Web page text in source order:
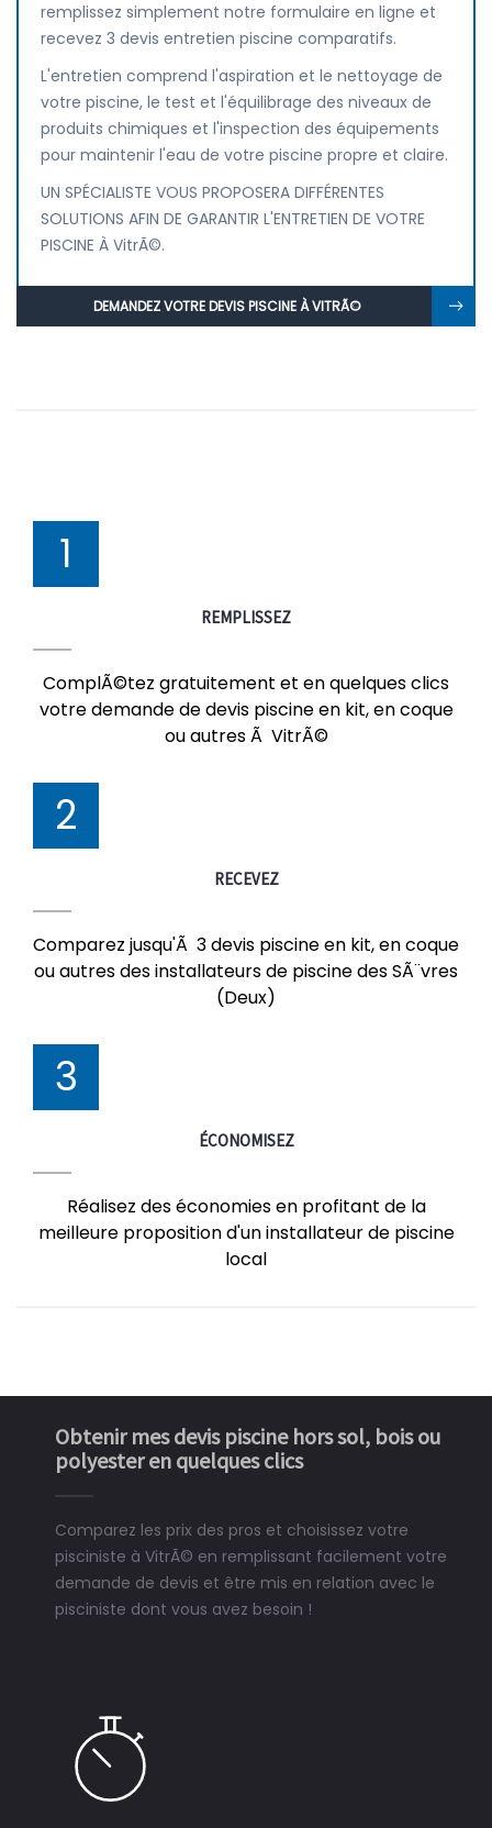
remplissez simplement notre formulaire en ligne et
recevez 3 devis entretien piscine comparatifs.
L'entretien comprend l'aspiration et le nettoyage de
votre piscine, le test et l'équilibrage des niveaux de
produits chimiques et l'inspection des équipements
pour maintenir l'eau de votre piscine propre et claire.
UN SPÉCIALISTE VOUS PROPOSERA DIFFÉRENTES
SOLUTIONS AFIN DE GARANTIR L'ENTRETIEN DE VOTRE
PISCINE À VitrÃ©.
DEMANDEZ VOTRE DEVIS PISCINE À VITRÃ©
1
REMPLISSEZ
ComplÃ©tez gratuitement et en quelques clics
votre demande de devis piscine en kit, en coque
ou autres Ã VitrÃ©
2
RECEVEZ
Comparez jusqu'Ã 3 devis piscine en kit, en coque
ou autres des installateurs de piscine des SÃ¨vres
(Deux)
3
ÉCONOMISEZ
Réalisez des économies en profitant de la
meilleure proposition d'un installateur de piscine
local
Obtenir mes devis piscine hors sol, bois ou
polyester en quelques clics
Comparez les prix des pros et choisissez votre
pisciniste à VitrÃ© en remplissant facilement votre
demande de devis et être mis en relation avec le
pisciniste dont vous avez besoin !